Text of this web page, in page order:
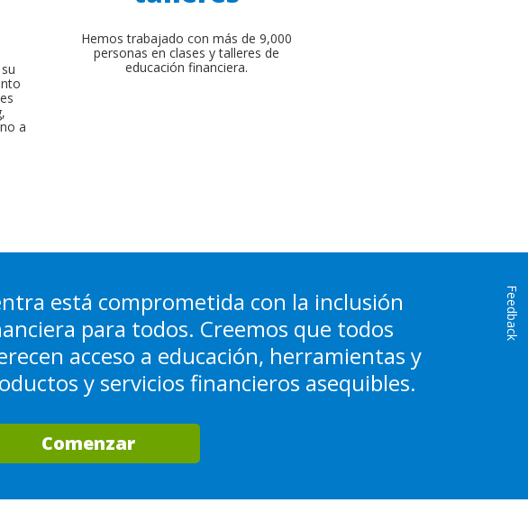
a
Hemos trabajado con más de 9,000
personas en clases y talleres de
educación financiera.
está comprometida con la inclusión
para todos. Creemos que todos
acceso a educación, herramientas y
y servicios financieros asequibles.
Comenzar
Feedback